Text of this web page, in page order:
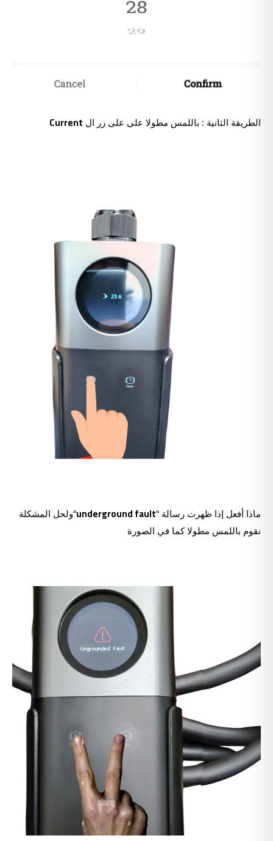
الطريقة الثانية : باللمس مطولا على على زر ال Current
ماذا أفعل إذا ظهرت رسالة “underground fault“ولحل المشكلة
نقوم باللمس مطولا كما في الصورة